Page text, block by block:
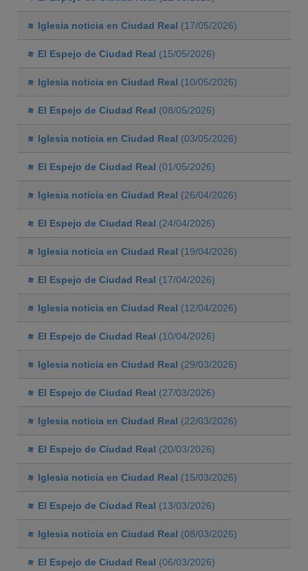
Iglesia noticia en Ciudad Real (17/05/2026)
El Espejo de Ciudad Real (15/05/2026)
Iglesia noticia en Ciudad Real (10/05/2026)
El Espejo de Ciudad Real (08/05/2026)
Iglesia noticia en Ciudad Real (03/05/2026)
El Espejo de Ciudad Real (01/05/2026)
Iglesia noticia en Ciudad Real (26/04/2026)
El Espejo de Ciudad Real (24/04/2026)
Iglesia noticia en Ciudad Real (19/04/2026)
El Espejo de Ciudad Real (17/04/2026)
Iglesia noticia en Ciudad Real (12/04/2026)
El Espejo de Ciudad Real (10/04/2026)
Iglesia noticia en Ciudad Real (29/03/2026)
El Espejo de Ciudad Real (27/03/2026)
Iglesia noticia en Ciudad Real (22/03/2026)
El Espejo de Ciudad Real (20/03/2026)
Iglesia noticia en Ciudad Real (15/03/2026)
El Espejo de Ciudad Real (13/03/2026)
Iglesia noticia en Ciudad Real (08/03/2026)
El Espejo de Ciudad Real (06/03/2026)